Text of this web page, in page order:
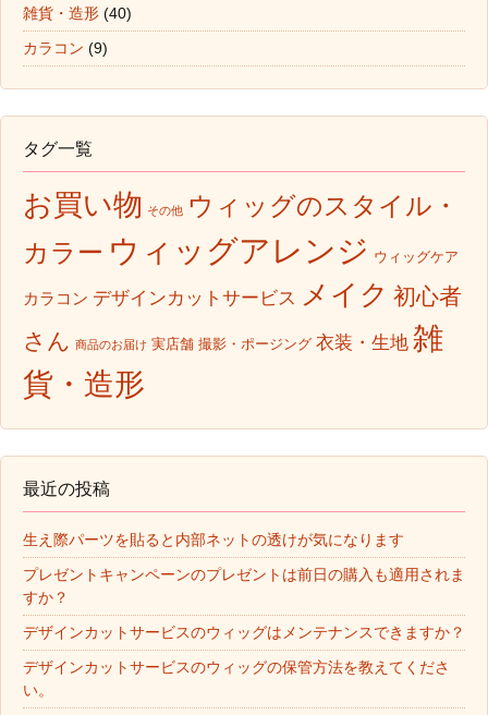
雑貨・造形 (40)
カラコン (9)
タグ一覧
お買い物 その他 ウィッグのスタイル・
カラー ウィッグアレンジ ウィッグケア
カラコン デザインカットサービス メイク 初心者
さん 商品のお届け 実店舗 撮影・ポージング 衣装・生地 雑
貨・造形
最近の投稿
生え際パーツを貼ると内部ネットの透けが気になります
プレゼントキャンペーンのプレゼントは前日の購入も適用されま
すか？
デザインカットサービスのウィッグはメンテナンスできますか？
デザインカットサービスのウィッグの保管方法を教えてくださ
い。